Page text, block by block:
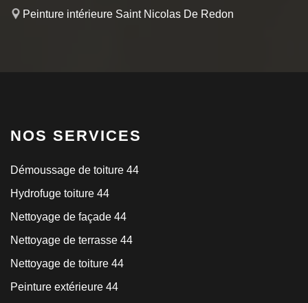
Peinture intérieure Saint Nicolas De Redon
NOS SERVICES
Démoussage de toiture 44
Hydrofuge toiture 44
Nettoyage de façade 44
Nettoyage de terrasse 44
Nettoyage de toiture 44
Peinture extérieure 44